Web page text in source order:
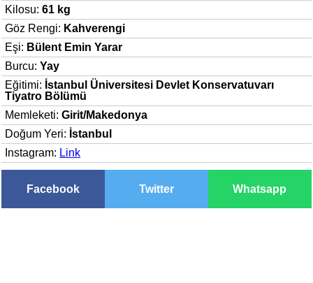
Kilosu: 61 kg
Göz Rengi: Kahverengi
Eşi: Bülent Emin Yarar
Burcu: Yay
Eğitimi: İstanbul Üniversitesi Devlet Konservatuvarı
Tiyatro Bölümü
Memleketi: Girit/Makedonya
Doğum Yeri: İstanbul
Instagram: Link
Facebook Twitter Whatsapp